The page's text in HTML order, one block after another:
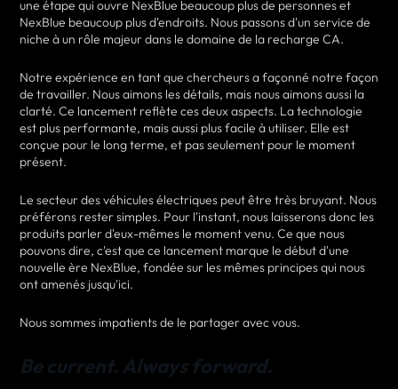
une étape qui ouvre NexBlue beaucoup plus de personnes et
NexBlue beaucoup plus d'endroits. Nous passons d'un service de
niche à un rôle majeur dans le domaine de la recharge CA.
Notre expérience en tant que chercheurs a façonné notre façon
de travailler. Nous aimons les détails, mais nous aimons aussi la
clarté. Ce lancement reflète ces deux aspects. La technologie
est plus performante, mais aussi plus facile à utiliser. Elle est
conçue pour le long terme, et pas seulement pour le moment
présent.
Le secteur des véhicules électriques peut être très bruyant. Nous
préférons rester simples. Pour l'instant, nous laisserons donc les
produits parler d'eux-mêmes le moment venu. Ce que nous
pouvons dire, c'est que ce lancement marque le début d'une
nouvelle ère NexBlue, fondée sur les mêmes principes qui nous
ont amenés jusqu'ici.
Nous sommes impatients de le partager avec vous.
Be current. Always forward.